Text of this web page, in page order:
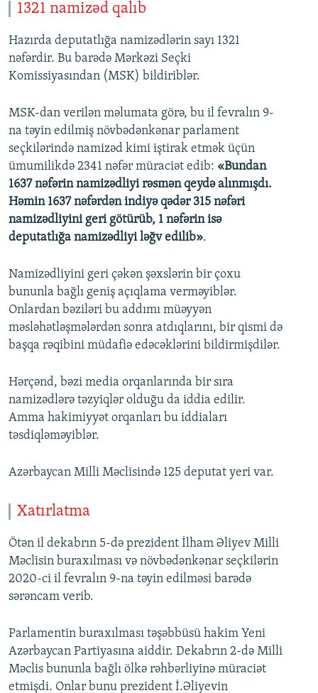
1321 namizəd qalıb
Hazırda deputatlığa namizədlərin sayı 1321
nəfərdir. Bu barədə Mərkəzi Seçki
Komissiyasından (MSK) bildiriblər.
MSK-dan verilən məlumata görə, bu il fevralın 9-
na təyin edilmiş növbədənkənar parlament
seçkilərində namizəd kimi iştirak etmək üçün
ümumilikdə 2341 nəfər müraciət edib: «Bundan
1637 nəfərin namizədliyi rəsmən qeydə alınmışdı.
Həmin 1637 nəfərdən indiyə qədər 315 nəfəri
namizədliyini geri götürüb, 1 nəfərin isə
deputatlığa namizədliyi ləğv edilib».
Namizədliyini geri çəkən şəxslərin bir çoxu
bununla bağlı geniş açıqlama verməyiblər.
Onlardan bəziləri bu addımı müəyyən
məsləhətləşmələrdən sonra atdıqlarını, bir qismi də
başqa rəqibini müdafiə edəcəklərini bildirmişdilər.
Hərçənd, bəzi media orqanlarında bir sıra
namizədlərə təzyiqlər olduğu da iddia edilir.
Amma hakimiyyət orqanları bu iddiaları
təsdiqləməyiblər.
Azərbaycan Milli Məclisində 125 deputat yeri var.
Xatırlatma
Ötən il dekabrın 5-də prezident İlham Əliyev Milli
Məclisin buraxılması və növbədənkənar seçkilərin
2020-ci il fevralın 9-na təyin edilməsi barədə
sərəncam verib.
Parlamentin buraxılması təşəbbüsü hakim Yeni
Azərbaycan Partiyasına aiddir. Dekabrın 2-də Milli
Məclis bununla bağlı ölkə rəhbərliyinə müraciət
etmişdi. Onlar bunu prezident İ.Əliyevin